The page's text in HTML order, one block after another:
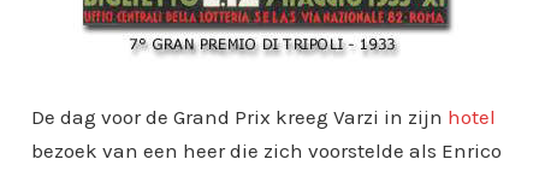
De dag voor de Grand Prix kreeg Varzi in zijn hotel
bezoek van een heer die zich voorstelde als Enrico